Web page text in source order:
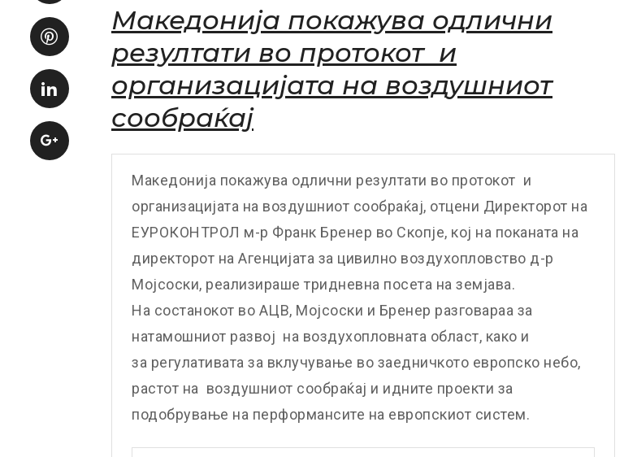
Македонија покажува одлични
резултати во протокот и
организацијата на воздушниот
сообраќај
Македонија покажува одлични резултати во протокот и
организацијата на воздушниот сообраќај, отцени Директорот на
ЕУРОКОНТРОЛ м-р Франк Бренер во Скопје, кој на поканата на
директорот на Агенцијата за цивилно воздухопловство д-р
Мојсоски, реализираше тридневна посета на земјава.
На состанокот во АЦВ, Мојсоски и Бренер разговараа за
натамошниот развој на воздухопловната област, како и
за регулативата за вклучување во заедничкото европско небо,
растот на воздушниот сообраќај и идните проекти за
подобрување на перформансите на европскиот систем.